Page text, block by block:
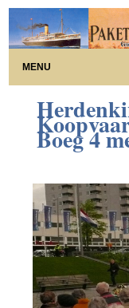
MENU
Boeg 4